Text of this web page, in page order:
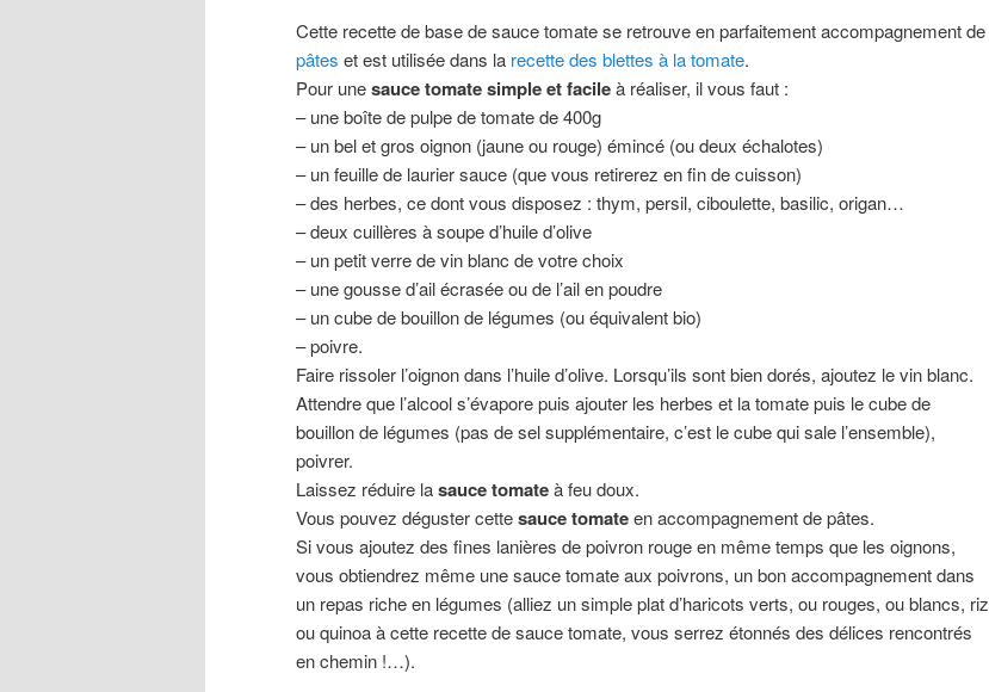
Cette recette de base de sauce tomate se retrouve en parfaitement accompagnement de
pâtes et est utilisée dans la recette des blettes à la tomate.
Pour unesauce tomate simple et facileà réaliser, il vous faut :
– une boîte de pulpe de tomate de 400g
– un bel et gros oignon (jaune ou rouge) émincé (ou deux échalotes)
– un feuille de laurier sauce (que vous retirerez en fin de cuisson)
– des herbes, ce dont vous disposez : thym, persil, ciboulette, basilic, origan…
– deux cuillères à soupe d’huile d’olive
– un petit verre de vin blanc de votre choix
– une gousse d’ail écrasée ou de l’ail en poudre
– un cube de bouillon de légumes (ou équivalent bio)
– poivre.
Faire rissoler l’oignon dans l’huile d’olive. Lorsqu’ils sont bien dorés, ajoutez le vin blanc.
Attendre que l’alcool s’évapore puis ajouter les herbes et la tomate puis le cube de
bouillon de légumes (pas de sel supplémentaire, c’est le cube qui sale l’ensemble),
poivrer.
Laissez réduire lasauce tomateà feu doux.
Vous pouvez déguster cettesauce tomateen accompagnement de pâtes.
Si vous ajoutez des fines lanières de poivron rouge en même temps que les oignons,
vous obtiendrez même une sauce tomate aux poivrons, un bon accompagnement dans
un repas riche en légumes (alliez un simple plat d’haricots verts, ou rouges, ou blancs, riz
ou quinoa à cette recette de sauce tomate, vous serrez étonnés des délices rencontrés
en chemin !…).